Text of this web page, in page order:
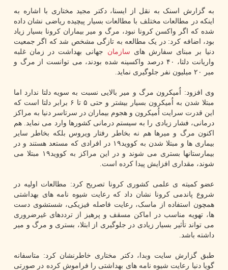
به گزارش اسنک به نقل از ایسنا، دکتر مجید مختاری با اشاره به
اینکه در مطالعات مختلف با مطالعات بسیار پیچیده ریاضی نشان داده
شده که اگر واکسن کرونا نبود، مرگ و میر بیماران کرونا بسیار زیاد
بود، اضافه کرد: در یک مطالعه به تازگی مشخص شد که اگر جمعیت
دنیا بر مبنای سفارش های سازمان جهانی بهداشت در زمان غلبه
واریانت دلتا، ۴۰ درصد واکسینه شده بودند، می توانست از مرگ و
میر ۲۰ میلیون نفر جلوگیری نماید.
وی افزود: اُمیکرون مرگ و میر بالایی نسبت به سویه دلتا ندارد اما
مبتلا شدن به اُمیکرون بسیار بیشتر و حتی ۵ تا ۶ برابر دلتا است که
این قدرت سرایت اُمیکرون و هجوم بیماران در سرتاسر دنیا به مراکز
درمانی، فشار زیادی را به سیستم درمانی کشورها وارد می نماید. هم
اکنون مرگ و میرها هم نه بخاطر رفتار ویروس بلکه بخاطر سایر
بیماری ها و مبتلا شدن به کووید۱۹ در افرادی که مستعد هستند و در
بیمارستانها بستری می شوند و در این مراکز به کووید۱۹ مبتلا می
شوند، مقداری افزایش پیدا کرده است.
عضو کمیته ی علمی کشوری کرونا تصریح کرد: مطالعات اولیه در
شروع پاندمی کرونا نشان داد که رعایت شیوه نامه های بهداشتی
همچون استفاده از ماسک، رعایت فاصله فیزیکی، شستشوی دست
ها، تهویه مناسب در اماکن مسقف و پرهیز از ترددهای غیرضروری
می تواند تأثیر بسیار زیادی در جلوگیری از ابتلا، بستری و مرگ و میر
داشته باشد.
طبق گزارش سایت وبدا، دکتر مختاری خاطرنشان کرد: متاسفانه
گویا دنیا رعایت شیوه نامه های بهداشتی را فراموش کرده در صورتی